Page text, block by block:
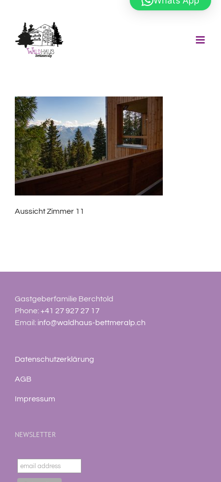
springen
Aussicht Zimmer 11
Gastgeberfamilie Berchtold
Phone:+41 27 927 27 17
Email: info@waldhaus-bettmeralp.ch
Datenschutzerklärung
AGB
Impressum
NEWSLETTER